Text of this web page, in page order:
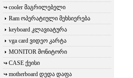
cooler მაგრილებელი
Ram ოპერატიული მეხსიერება
keyboard კლავიატურა
vga card ვიდეო კარტა
MONITOR მონიტორი
CASE ქეისი
motherboard დედა დაფა